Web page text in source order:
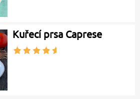
Kuřecí prsa Caprese